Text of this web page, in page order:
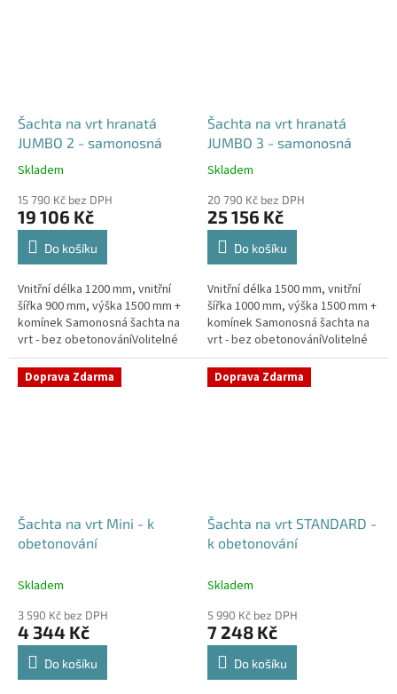
Šachta na vrt hranatá
JUMBO 2 - samonosná
Průměrné
produktu
je
5,0
hvězdiček.
Skladem
15 790 Kč bez DPH
19 106 Kč
Do košíku
Vnitřní délka 1200 mm, vnitřní
šířka 900 mm, výška 1500 mm +
komínek Samonosná šachta na
vrt - bez obetonováníVolitelné
průměry i pozice prostupů na
pažení vrtu, hadice i...
Šachta na vrt hranatá
JUMBO 3 - samonosná
Průměrné
produktu
je
5,0
hvězdiček.
Skladem
20 790 Kč bez DPH
25 156 Kč
Do košíku
Vnitřní délka 1500 mm, vnitřní
šířka 1000 mm, výška 1500 mm +
komínek Samonosná šachta na
vrt - bez obetonováníVolitelné
průměry i pozice prostupů na
pažení vrtu, hadice i...
Doprava Zdarma
Šachta na vrt Mini - k
obetonování
Skladem
3 590 Kč bez DPH
4 344 Kč
Do košíku
Doprava Zdarma
Šachta na vrt STANDARD -
k obetonování
Skladem
5 990 Kč bez DPH
7 248 Kč
Do košíku